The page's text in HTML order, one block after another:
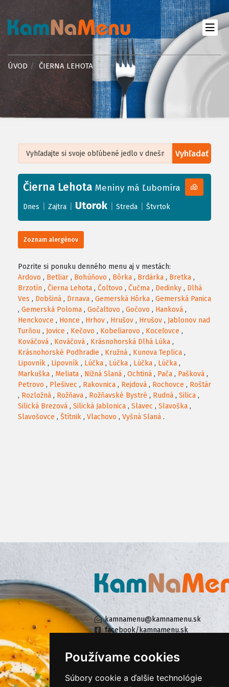
Používame cookies
Súbory cookie a ďalšie technológie
ÚVOD ČIERNA LEHOTA
Vyhľadať
+
−
Leaflet| ©OpenStreetMap, Tiles courtesy ofHumanitarian OpenStreetMap
Čierna Lehota Meniny má Ľubomíra
Dnes Zajtra Utorok Streda Štvrtok
Zoznam alergénov
Pozrite si ponuku denného menu aj v mestách:
Ardovo , Betliar , Bohúňovo , Bôrka , Brdárka , Bretka ,
Brzotín , Čierna Lehota , Čoltovo , Čučma , Dedinky , Dlhá
Ves , Dobšiná , Drnava , Gemerská Hôrka , Gemerská Panica
, Gemerská Poloma , Gočaltovo , Gočovo , Hanková ,
Henckovce , Honce , Hrhov , Hrušov , Hrušov , Jablonov nad
Turňou , Jovice , Kečovo , Kobeliarovo , Koceľovce ,
Kováčová , Kováčová , Krásnohorská Dlhá Lúka ,
Krásnohorské Podhradie , Kružná , Kunova Teplica ,
Lipovník , Lipovník , Lúčka , Lúčka , Lúčka , Lúčka ,
Markuška , Meliata , Nižná Slaná , Ochtiná , Pača , Pašková ,
Petrovo , Plešivec , Rakovnica , Rejdová , Rochovce , Roštár
, Rozložná , Rožňava , Rožňavské Bystré , Rudná , Silica ,
Silická Brezová , Silická Jablonica , Slavec , Slavoška ,
Slavošovce , Štítnik , Vlachovo , Vyšná Slaná .
kamnamenu@kamnamenu.sk
facebook/kamnamenu.sk
KONTAKTUJTE NÁS